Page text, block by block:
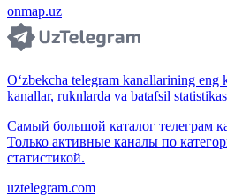
onmap.uz
O‘zbekcha telegram kanallarining eng
kanallar, ruknlarda va batafsil
Самый большой каталог телеграм
Только активные каналы по
статистикой.
uztelegram.com